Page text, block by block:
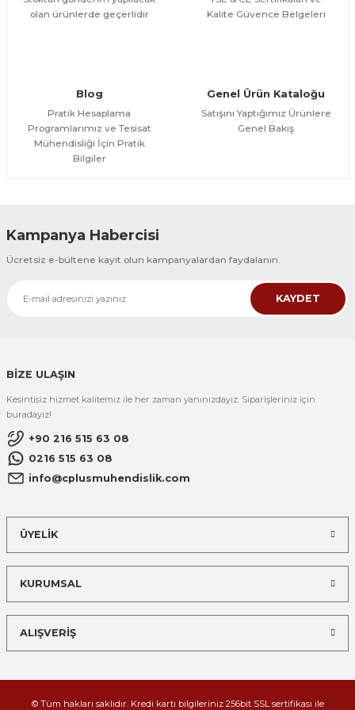
olan ürünlerde geçerlidir
Kalite Güvence Belgeleri
Blog
Pratik Hesaplama
Programlarımız ve Tesisat
Mühendisliği İçin Pratik
Bilgiler
Genel Ürün Kataloğu
Satışını Yaptığımız Ürünlere
Genel Bakış
Kampanya Habercisi
Ücretsiz e-bültene kayıt olun kampanyalardan faydalanın.
KAYDET
BİZE ULAŞIN
Kesintisiz hizmet kalitemiz ile her zaman yanınızdayız. Siparişleriniz için
buradayız!
+90 216 515 63 08
0216 515 63 08
info@cplusmuhendislik.com
ÜYELİK
KURUMSAL
ALIŞVERİŞ
© Tüm hakları saklıdır. Kredi kartı bilgileriniz 256bit SSL sertifikası ile